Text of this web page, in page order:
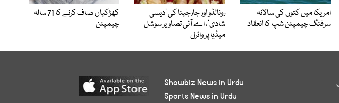
امریکا میں کتوں کی سالانہ
سرفنگ چیمپئن شپ کا انعقاد
رونالڈو اور جارجینا کی ’دیسی
شادی‘، اے آئی تصاویر سوشل
میڈیا پر وائرل
کھڑکیاں صاف کرنے کا 71 سالہ
چیمپئن
Showbiz News in Urdu
Sports News in Urdu